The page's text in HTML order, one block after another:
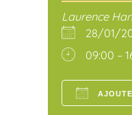
Laurence
28/01/
09:00 –